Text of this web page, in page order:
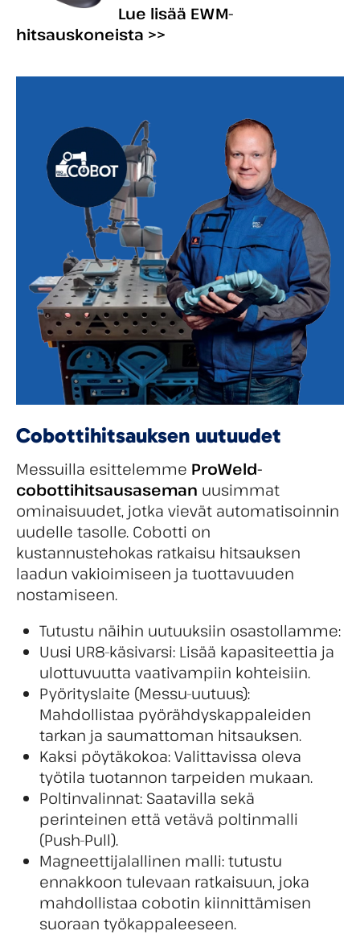
Lue lisää EWM-
hitsauskoneista >>
Cobottihitsauksen uutuudet
Messuilla esittelemme ProWeld-
cobottihitsausaseman uusimmat
ominaisuudet, jotka vievät automatisoinnin
uudelle tasolle. Cobotti on
kustannustehokas ratkaisu hitsauksen
laadun vakioimiseen ja tuottavuuden
nostamiseen.
Tutustu näihin uutuuksiin osastollamme:
Uusi UR8-käsivarsi: Lisää kapasiteettia ja
ulottuvuutta vaativampiin kohteisiin.
Pyörityslaite (Messu-uutuus):
Mahdollistaa pyörähdyskappaleiden
tarkan ja saumattoman hitsauksen.
Kaksi pöytäkokoa: Valittavissa oleva
työtila tuotannon tarpeiden mukaan.
Poltinvalinnat: Saatavilla sekä
perinteinen että vetävä poltinmalli
(Push-Pull).
Magneettijalallinen malli: tutustu
ennakkoon tulevaan ratkaisuun, joka
mahdollistaa cobotin kiinnittämisen
suoraan työkappaleeseen.